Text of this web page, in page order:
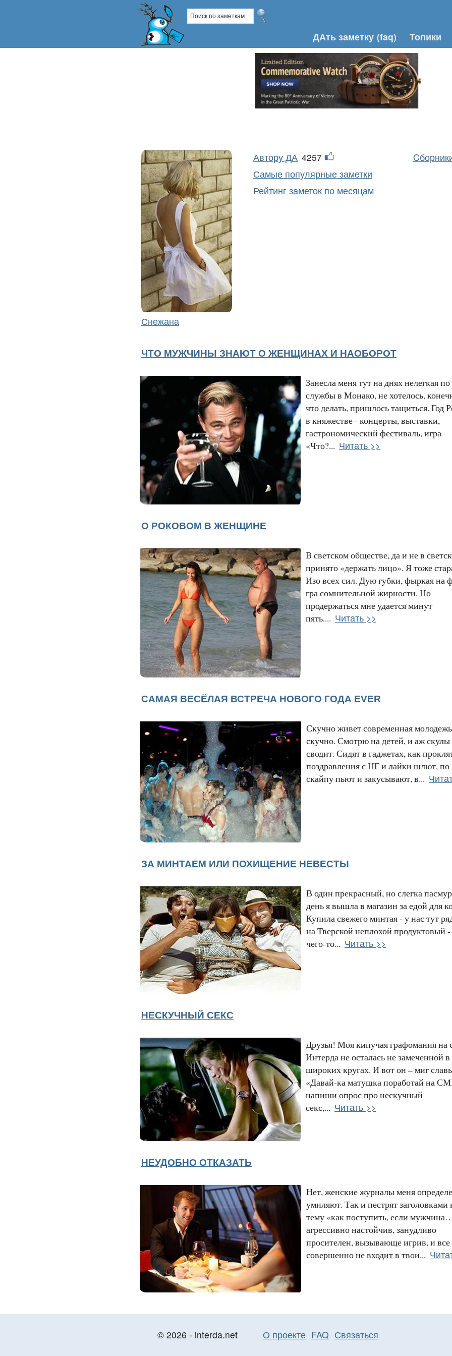
ДАть заметку (faq) Топики
Снежана
Автору ДА 4257
Самые популярные заметки
Рейтинг заметок по месяцам
ЧТО МУЖЧИНЫ ЗНАЮТ О ЖЕНЩИНАХ И НАОБОРОТ
Занесла меня тут на днях нелегкая
службы в Монако, не хотелось,
что делать, пришлось тащиться. Год
в княжестве - концерты, выставки,
гастрономический фестиваль, игра
«Что?... Читать >>
О РОКОВОМ В ЖЕНЩИНЕ
В светском обществе, да и не в
принято «держать лицо». Я тоже
Изо всех сил. Дую губки, фыркая на
гра сомнительной жирности. Но
продержаться мне удается минут
пять.... Читать >>
САМАЯ ВЕСЁЛАЯ ВСТРЕЧА НОВОГО ГОДА EVER
Скучно живет современная
скучно. Смотрю на детей, и аж скулы
сводит. Сидят в гаджетах, как
поздравления с НГ и лайки шлют, по
скайпу пьют и закусывают, в...
ЗА МИНТАЕМ ИЛИ ПОХИЩЕНИЕ НЕВЕСТЫ
В один прекрасный, но слегка
день я вышла в магазин за едой для
Купила свежего минтая - у нас тут
на Тверской неплохой продуктовый
чего-то... Читать >>
НЕСКУЧНЫЙ СЕКС
Друзья! Моя кипучая графомания на
Интерда не осталась не замеченной в
широких кругах. И вот он – миг
«Давай-ка матушка поработай на
напиши опрос про нескучный
секс,... Читать >>
НЕУДОБНО ОТКАЗАТЬ
Нет, женские журналы меня
умиляют. Так и пестрят заголовками
тему «как поступить, если
агрессивно настойчив, занудливо
просителен, вызывающе игрив, и все
совершенно не входит в твои...
© 2026 - interda.net О проекте FAQ Связаться